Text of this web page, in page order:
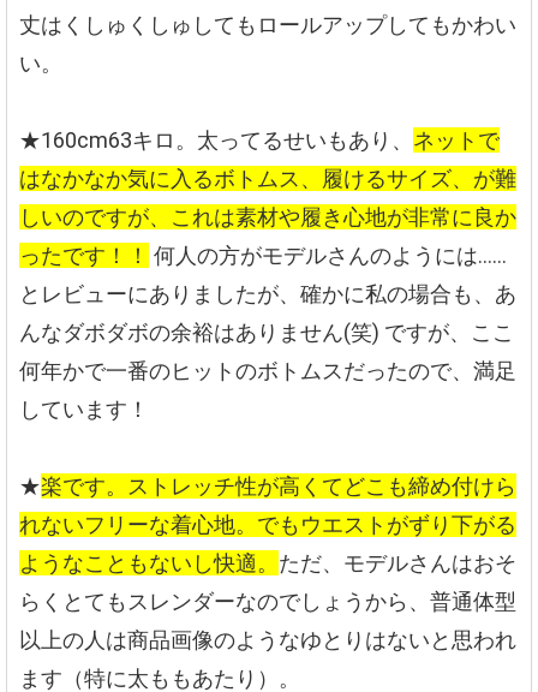
丈はくしゅくしゅしてもロールアップしてもかわい
い。
★160cm63キロ。太ってるせいもあり、 ネットで
はなかなか気に入るボトムス、履けるサイズ、が難
しいのですが、これは素材や履き心地が非常に良か
ったです！！ 何人の方がモデルさんのようには……
とレビューにありましたが、確かに私の場合も、あ
んなダボダボの余裕はありません(笑) ですが、ここ
何年かで一番のヒットのボトムスだったので、満足
しています！
★楽です。ストレッチ性が高くてどこも締め付けら
れないフリーな着心地。でもウエストがずり下がる
ようなこともないし快適。 ただ、モデルさんはおそ
らくとてもスレンダーなのでしょうから、普通体型
以上の人は商品画像のようなゆとりはないと思われ
ます（特に太ももあたり）。